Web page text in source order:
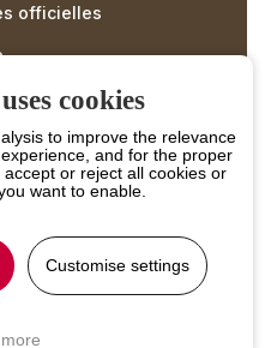
officielles
LE FONDS EUROPÉEN
RURAL
cookies
to improve the relevance
and for the proper
or reject all cookies or
want to enable.
Customise settings